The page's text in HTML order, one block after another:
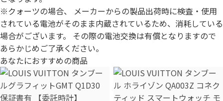
※クォーツの場合、 メーカーからの製品出荷時に検査・使用
されている電池がそのまま内蔵されているため、消耗している
場合がございます。 その際の電池交換は有償となりますので
あらかじめご了承ください。
あなたにおすすめの商品